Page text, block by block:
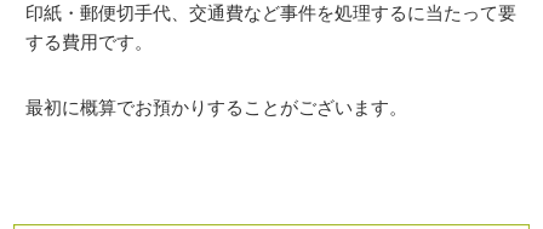
印紙・郵便切手代、交通費など事件を処理するに当たって要
する費用です。
最初に概算でお預かりすることがございます。